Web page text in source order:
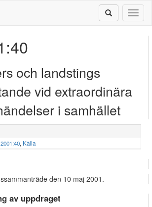
och landstings
vid extraordinära
i samhället
, Källa
den 10 maj 2001.
av uppdraget